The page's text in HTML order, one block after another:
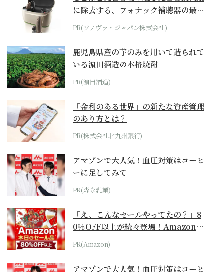
に除去する、フォナック補聴器の最上
位モデル
PR(ソノヴァ・ジャパン株式会社)
鹿児島県産の芋のみを用いて造られて
いる濵田酒造の本格焼酎
PR(濵田酒造)
「金利のある世界」の新たな資産管理
のあり方とは？
PR(株式会社北九州銀行)
アマゾンで大人気！血圧対策はコーヒ
ーに足してみて
PR(森永乳業)
「え、こんなセールやってたの？」8
0％OFF以上が続々登場！Amazonの
本気が...
PR(Amazon)
アマゾンで大人気！血圧対策はコーヒ